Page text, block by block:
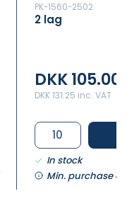
PK-1560-2502
2 lag
DKK 105.00
DKK 131.25 inc. VAT
In stock
Min. purchase of